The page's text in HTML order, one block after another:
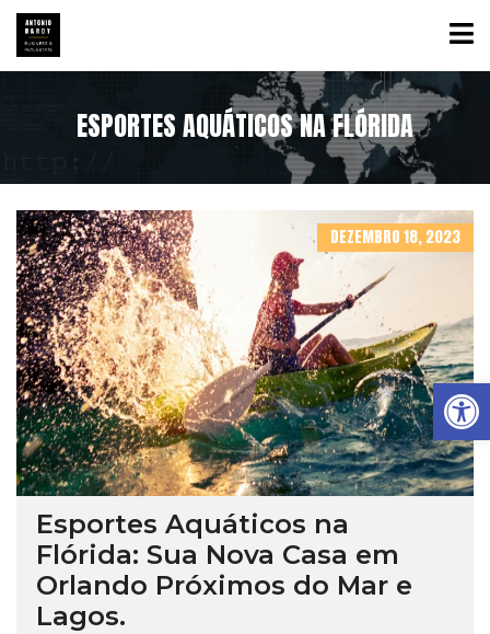
Abrir a barra de ferramentas
ESPORTES AQUÁTICOS NA FLÓRIDA
DEZEMBRO 18, 2023
Esportes Aquáticos na
Flórida: Sua Nova Casa em
Orlando Próximos do Mar e
Lagos.